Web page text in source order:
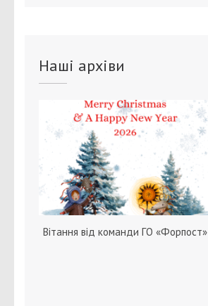
Наші архіви
Вітання від команди ГО «Форпост»